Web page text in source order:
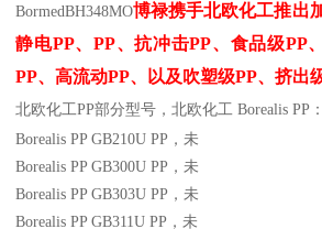
BormedBH348MO博禄携手北欧化工推出
静电PP、PP、抗冲击PP、食品级PP
PP、高流动PP、以及吹塑级PP、挤出
北欧化工PP部分型号，北欧化工 Borealis PP：
Borealis PP GB210U PP ，未
Borealis PP GB300U PP ，未
Borealis PP GB303U PP ，未
Borealis PP GB311U PP ，未